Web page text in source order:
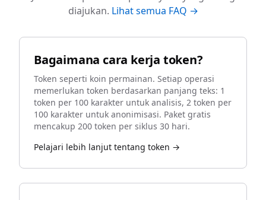
diajukan. Lihat semua FAQ →
Bagaimana cara kerja token?
Token seperti koin permainan. Setiap operasi
memerlukan token berdasarkan panjang teks: 1
token per 100 karakter untuk analisis, 2 token per
100 karakter untuk anonimisasi. Paket gratis
mencakup 200 token per siklus 30 hari.
Pelajari lebih lanjut tentang token →